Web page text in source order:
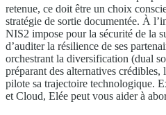
retenue, ce doit être un choix
stratégie de sortie documentée. À
NIS2 impose pour la sécurité de la
d’auditer la résilience de ses
orchestrant la diversification (dual
préparant des alternatives
pilote sa trajectoire technologique.
et Cloud, Elée peut vous aider à